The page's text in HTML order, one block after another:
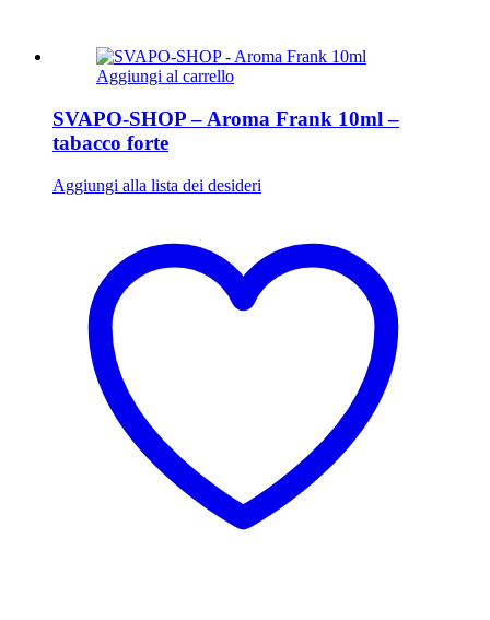
Aggiungi al carrello
SVAPO-SHOP – Aroma Frank 10ml –
tabacco forte
Aggiungi alla lista dei desideri